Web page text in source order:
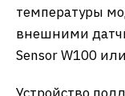
температуры
внешними
Sensor W100